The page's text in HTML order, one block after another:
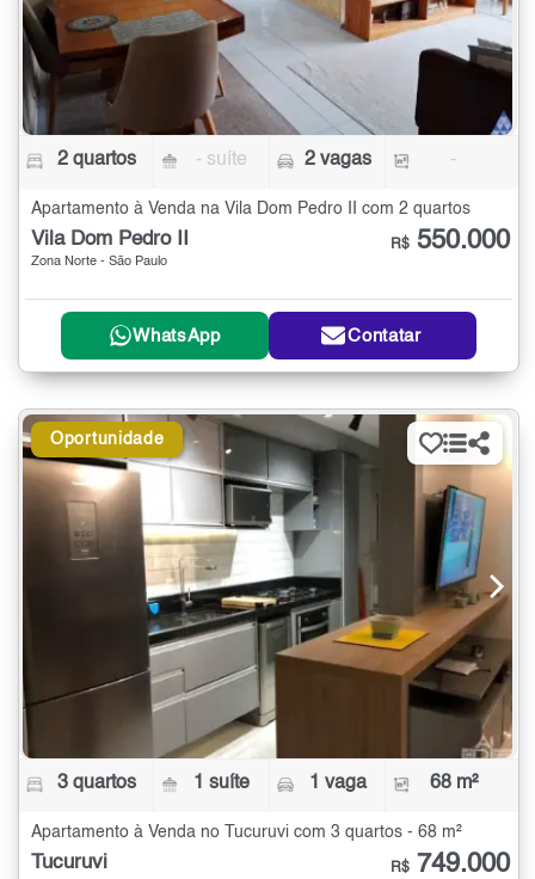
2 quartos - suíte 2 vagas -
Apartamento à Venda na Vila Dom Pedro II com 2 quartos
Vila Dom Pedro II
Zona Norte - São Paulo
R$ 550.000
WhatsApp Contatar
Oportunidade
3 quartos 1 suíte 1 vaga 68 m²
Apartamento à Venda no Tucuruvi com 3 quartos - 68 m²
Tucuruvi R$ 749.000